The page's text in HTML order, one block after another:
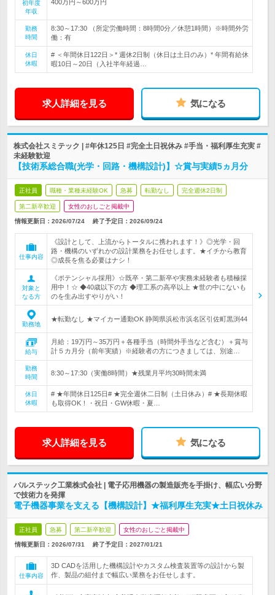
初年度
年収
400万円～600万円
勤務
時間
8:30～17:30 （所定労働時間：8時間0分／休憩1時間）※時間外労
働：有
休日
休暇
# ＜年間休日122日＞* 週休2日制（休日は土日のみ）* 年間有給休
暇10日～20日（入社半年経過…
求人詳細を見る 気になる
株式会社スミテック | #年休125日 #完全土日祝休み #手当・福利厚生充実 #
未経験歓迎
【技術系総合職(光学・回路・機構設計)】☆賞与実績5ヵ月分
正社員 職種・業種未経験OK 急募 転勤なし 完全週休2日制
第二新卒歓迎 女性のおしごと掲載中
情報更新日：2026/07/24 終了予定日： 2026/09/24
仕事内容
《設計として、上流からトータルに携われます！》◎光学・回
路・機構のいずれかの設計業務をお任せします。★イチから教育
◎成長を焦る必要はナシ！
対象と
なる方
《ポテンシャル採用》☆既卒・第二新卒や実務未経験者も積極採
用中！☆ ◆40歳以下の方 ◆理工系の高卒以上 ★世の中にないも
のを生み出すやりがい！
勤務地
★転勤なし ★マイカー通勤OK 静岡県浜松市浜名区引佐町黒渕44
給与
月給：19万円～35万円＋各種手当（時間外手当など含む）＋賞与
計５カ月分（前年実績）※経験者の方につきましては、別途…
勤務
時間
8:30～17:30（実働8時間）★残業月平均30時間未満
休日
休暇
# ★年間休日125日# ★完全週休二日制（土日休み）# ★長期休暇
も取得OK！・祝日・GW休暇・夏…
求人詳細を見る 気になる
パルステック工業株式会社 | 電子応用機器の製造販売を手掛け、幅広い分野
で技術力を発揮
電子機器事業を支える【機構設計】★福利厚生充実★土日祝休み
正社員 急募 第二新卒歓迎 女性のおしごと掲載中
情報更新日：2026/07/31 終了予定日： 2027/01/21
仕事内容
3D CADを活用した機構設計やカスタム検査装置等の設計から製
作、製品の組付まで幅広い業務をお任せします。